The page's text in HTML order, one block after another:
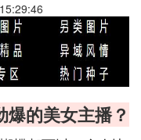
的美女主播？